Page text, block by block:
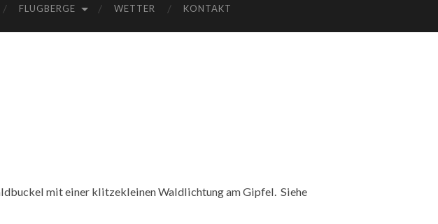
FLUGBERGE WETTER KONTAKT
mit einer klitzekleinen Waldlichtung am Gipfel. Siehe